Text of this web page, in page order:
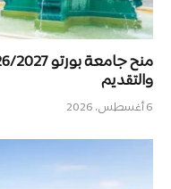
والتقديم
6 أغسطس، 2026